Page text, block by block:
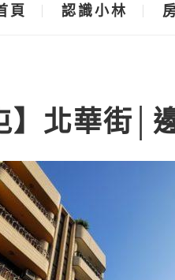
頁 認識小林
】北華街│